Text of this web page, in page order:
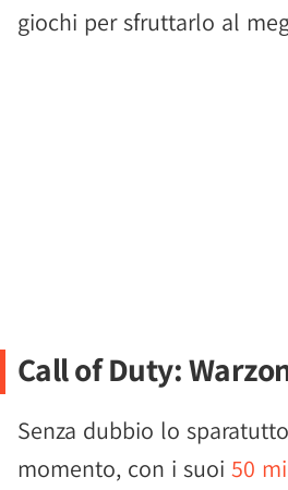
giochi per sfruttarlo al
Call of Duty:
Senza dubbio lo
momento, con i suoi 50